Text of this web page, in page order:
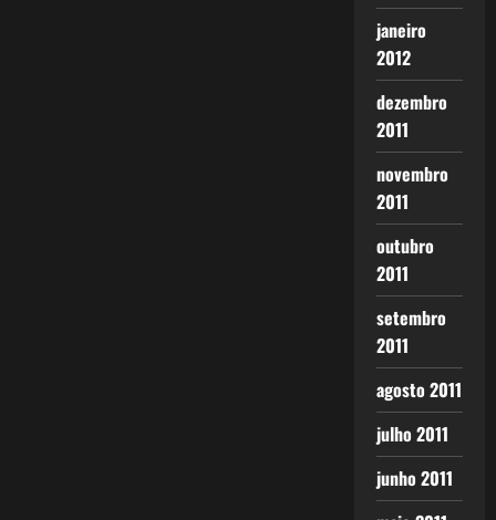
janeiro
2012
dezembro
2011
novembro
2011
outubro
2011
setembro
2011
agosto 2011
julho 2011
junho 2011